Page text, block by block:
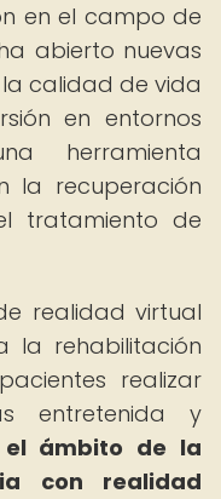
en el campo de
abierto nuevas
calidad de vida
en entornos
herramienta
la recuperación
tratamiento de
realidad virtual
la rehabilitación
realizar
entretenida y
el ámbito de la
con realidad